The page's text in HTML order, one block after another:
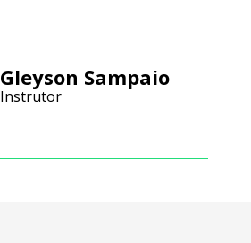
Gleyson Sampaio
Instrutor